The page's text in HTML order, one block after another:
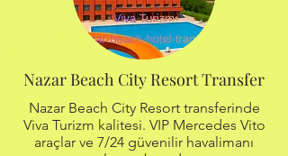
Nazar Beach City Resort Transfer
Nazar Beach City Resort transferinde
Viva Turizm kalitesi. VIP Mercedes Vito
araçlar ve 7/24 güvenilir havalimanı